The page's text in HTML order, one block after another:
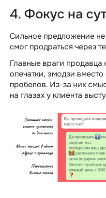
4. Фокус на
Сильное предложение
смог продраться через
Главные враги продавца
опечатки, эмодзи вместо
пробелов. Из-за них
на глазах у клиента